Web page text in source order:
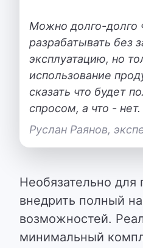
Можно долго-долго
разрабатывать без
эксплуатацию, но
использование
сказать что будет
спросом, а что - нет.
Руслан Раянов,
Необязательно для
внедрить полный
возможностей.
минимальный